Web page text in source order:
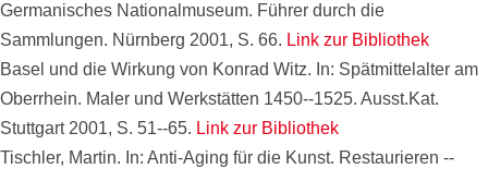
Germanisches Nationalmuseum. Führer durch die
Sammlungen. Nürnberg 2001, S. 66. Link zur Bibliothek
Basel und die Wirkung von Konrad Witz. In: Spätmittelalter am
Oberrhein. Maler und Werkstätten 1450--1525. Ausst.Kat.
Stuttgart 2001, S. 51--65. Link zur Bibliothek
Tischler, Martin. In: Anti-Aging für die Kunst. Restaurieren --